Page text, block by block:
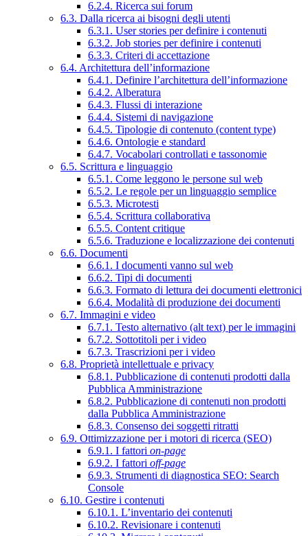
6.2.4. Ricerca sui forum
6.3. Dalla ricerca ai bisogni degli utenti
6.3.1. User stories per definire i contenuti
6.3.2. Job stories per definire i contenuti
6.3.3. Criteri di accettazione
6.4. Architettura dell’informazione
6.4.1. Definire l’architettura dell’informazione
6.4.2. Alberatura
6.4.3. Flussi di interazione
6.4.4. Sistemi di navigazione
6.4.5. Tipologie di contenuto (content type)
6.4.6. Ontologie e standard
6.4.7. Vocabolari controllati e tassonomie
6.5. Scrittura e linguaggio
6.5.1. Come leggono le persone sul web
6.5.2. Le regole per un linguaggio semplice
6.5.3. Microtesti
6.5.4. Scrittura collaborativa
6.5.5. Content critique
6.5.6. Traduzione e localizzazione dei contenuti
6.6. Documenti
6.6.1. I documenti vanno sul web
6.6.2. Tipi di documenti
6.6.3. Formato di lettura dei documenti elettronici
6.6.4. Modalità di produzione dei documenti
6.7. Immagini e video
6.7.1. Testo alternativo (alt text) per le immagini
6.7.2. Sottotitoli per i video
6.7.3. Trascrizioni per i video
6.8. Proprietà intellettuale e privacy
6.8.1. Pubblicazione di contenuti prodotti dalla
Pubblica Amministrazione
6.8.2. Pubblicazione di contenuti non prodotti
dalla Pubblica Amministrazione
6.8.3. Consenso dei soggetti ritratti
6.9. Ottimizzazione per i motori di ricerca (SEO)
6.9.1. I fattori on-page
6.9.2. I fattori off-page
6.9.3. Strumenti di diagnostica SEO: Search
Console
6.10. Gestire i contenuti
6.10.1. L’inventario dei contenuti
6.10.2. Revisionare i contenuti